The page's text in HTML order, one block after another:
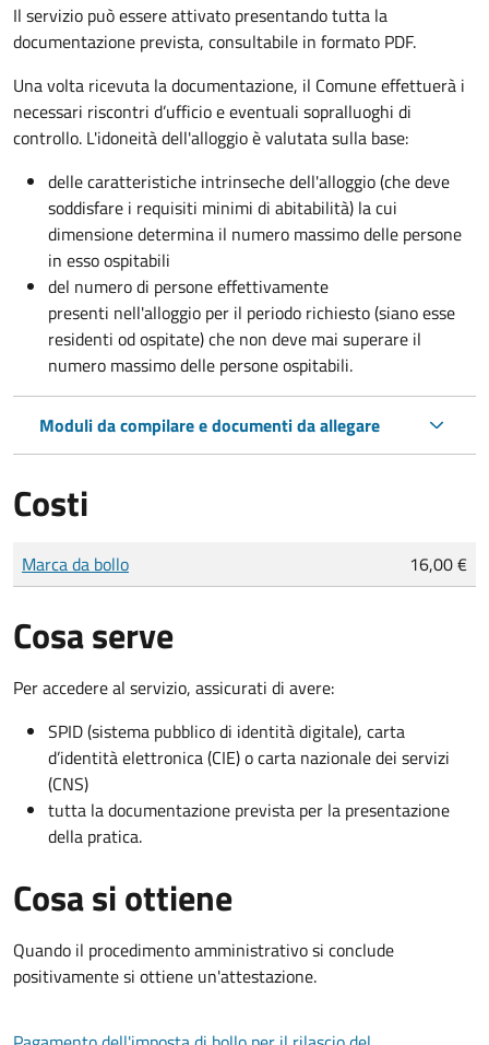
Il servizio può essere attivato presentando tutta la
documentazione prevista, consultabile in formato PDF.
Una volta ricevuta la documentazione, il Comune effettuerà i
necessari riscontri d’ufficio e eventuali sopralluoghi di
controllo. L'idoneità dell'alloggio è valutata sulla base:
delle caratteristiche intrinseche dell'alloggio (che deve
soddisfare i requisiti minimi di abitabilità) la cui
dimensione determina il numero massimo delle persone
in esso ospitabili
del numero di persone effettivamente
presenti nell'alloggio per il periodo richiesto (siano esse
residenti od ospitate) che non deve mai superare il
numero massimo delle persone ospitabili.
Moduli da compilare e documenti da allegare
Costi
Tipo di pagamento
Importo
Marca da bollo 16,00 €
Cosa serve
Per accedere al servizio, assicurati di avere:
SPID (sistema pubblico di identità digitale), carta
d’identità elettronica (CIE) o carta nazionale dei servizi
(CNS)
tutta la documentazione prevista per la presentazione
della pratica.
Cosa si ottiene
Quando il procedimento amministrativo si conclude
positivamente si ottiene un'attestazione.